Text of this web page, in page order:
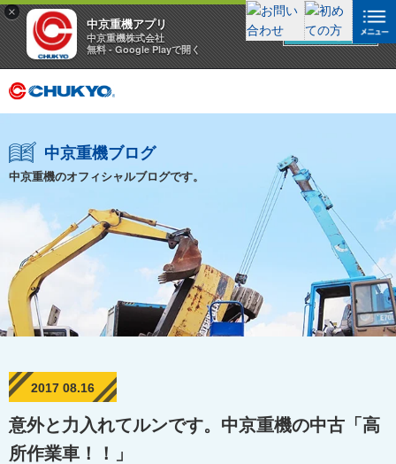
×
中京重機アプリ
中京重機株式会社
無料 - Google Playで開く
アプリを見る
中京重機ブログ
中京重機のオフィシャルブログです。
2017 08.16
意外と力入れてルンです。中京重機の中古「高
所作業車！！」